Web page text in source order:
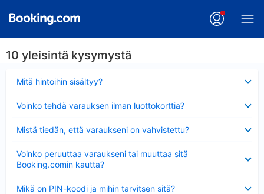
10 yleisintä kysymystä
Mitä hintoihin sisältyy?
Voinko tehdä varauksen ilman luottokorttia?
Mistä tiedän, että varaukseni on vahvistettu?
Voinko peruuttaa varaukseni tai muuttaa sitä
Booking.comin kautta?
Mikä on PIN-koodi ja mihin tarvitsen sitä?